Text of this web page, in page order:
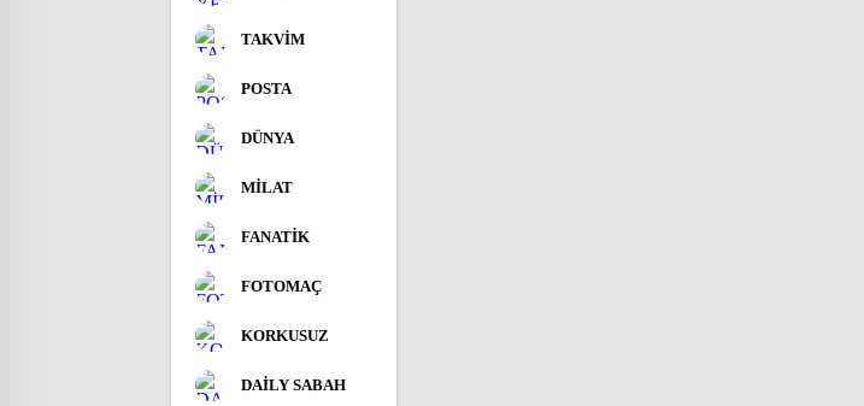
TAKVİM
POSTA
DÜNYA
MİLAT
FANATİK
FOTOMAÇ
KORKUSUZ
DAİLY SABAH